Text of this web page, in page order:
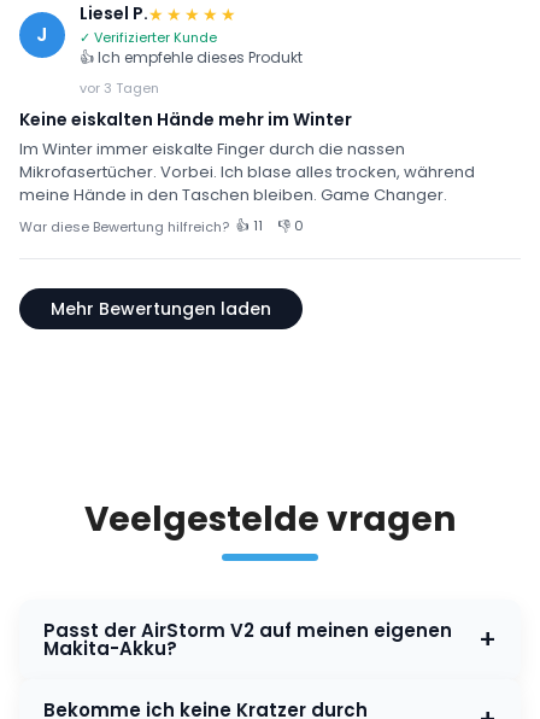
J
Liesel P.★★★★★
✓ Verifizierter Kunde
👍 Ich empfehle dieses Produkt
vor 3 Tagen
Keine eiskalten Hände mehr im Winter
Im Winter immer eiskalte Finger durch die nassen
Mikrofasertücher. Vorbei. Ich blase alles trocken, während
meine Hände in den Taschen bleiben. Game Changer.
War diese Bewertung hilfreich? 👍 11 👎 0
Mehr Bewertungen laden
Veelgestelde vragen
Passt der AirStorm V2 auf meinen eigenen
Makita-Akku? +
Ja, der Bläser ist kompatibel mit allen Makita LXT 18V-
Bekomme ich keine Kratzer durch